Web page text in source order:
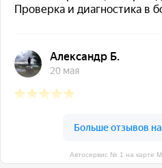
Автосервис № 1 на карте